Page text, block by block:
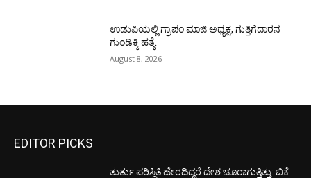
ಉಡುಪಿಯಲ್ಲಿ ಗ್ರಾಪಂ ಮಾಜಿ ಅಧ್ಯಕ್ಷ, ಗುತ್ತಿಗೆದಾರನ
ಗುಂಡಿಕ್ಕಿ ಹತ್ಯೆ
August 8, 2026
EDITOR PICKS
ತುರ್ತು ಪರಿಸ್ಥಿತಿ ಹೇರದಿದ್ದರೆ ದೇಶ ಚೂರಾಗುತ್ತಿತ್ತು: ಬಿಕೆ